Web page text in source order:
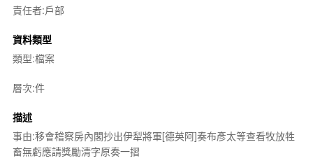
責任者:戶部
資料類型
類型:檔案
層次:件
描述
事由:移會稽察房內閣抄出伊犁將軍[德英阿]奏布彥太等查看牧放牲
畜無虧應請獎勵清字原奏一摺